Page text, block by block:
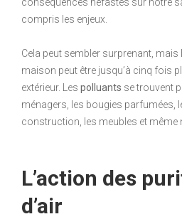
compris les enjeux.
Cela peut sembler surprenant, mais
maison peut être jusqu’à cinq fois
extérieur. Les polluants se trouvent
ménagers, les bougies parfumées,
construction, les meubles et même
L’action des
d’air